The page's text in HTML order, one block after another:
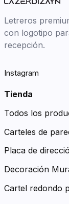
Letreros
con logotipo
recepción.
Instagram
Tienda
Todos los
Carteles de
Placa de
Decoración
Cartel redondo